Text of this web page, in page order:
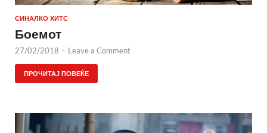
СИНАЛКО ХИТС
Боемот
27/02/2018 - Leave a Comment
ПРОЧИТАЈ ПОВЕЌЕ